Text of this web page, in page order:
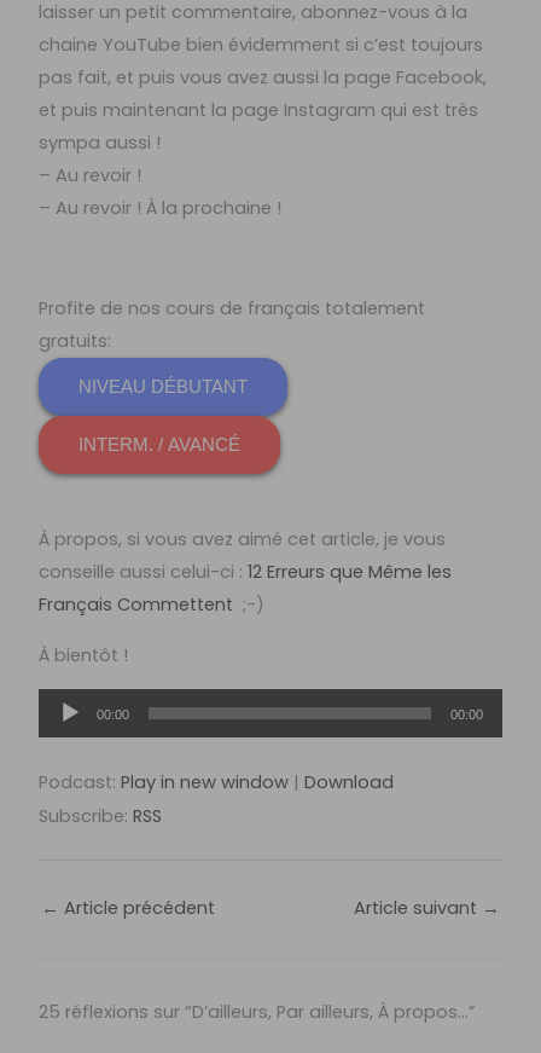
laisser un petit commentaire, abonnez-vous à la
chaine YouTube bien évidemment si c’est toujours
pas fait, et puis vous avez aussi la page Facebook,
et puis maintenant la page Instagram qui est très
sympa aussi !
– Au revoir !
– Au revoir ! À la prochaine !
Profite de nos cours de français totalement
gratuits:
NIVEAU DÉBUTANT
INTERM. / AVANCÉ
À propos, si vous avez aimé cet article, je vous
conseille aussi celui-ci :12 Erreurs que Même les
Français Commettent ;-)
À bientôt !
Lecteur
audio
00:00 00:00
Podcast:Play in new window |Download
Subscribe:RSS
← Article précédent Article suivant →
25 réflexions sur “D’ailleurs, Par ailleurs, À propos…”